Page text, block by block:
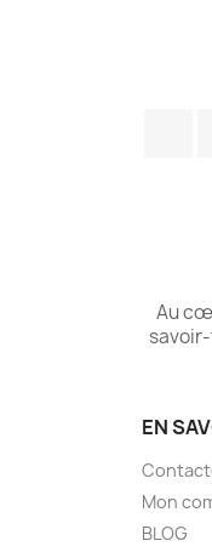
Au
EN
Mon
BLOG